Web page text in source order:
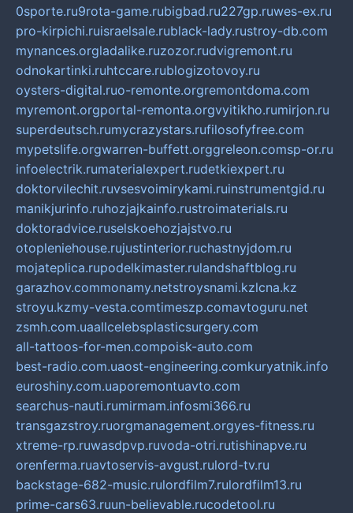
0sporte.ru9rota-game.rubigbad.ru227gp.ruwes-ex.ru
pro-kirpichi.ruisraelsale.rublack-lady.rustroy-db.com
mynances.orgladalike.ruzozor.rudvigremont.ru
odnokartinki.ruhtccare.rublogizotovoy.ru
oysters-digital.ruo-remonte.orgremontdoma.com
myremont.orgportal-remonta.orgvyitikho.rumirjon.ru
superdeutsch.rumycrazystars.rufilosofyfree.com
mypetslife.orgwarren-buffett.orggreleon.comsp-or.ru
infoelectrik.rumaterialexpert.rudetkiexpert.ru
doktorvilechit.ruvsesvoimirykami.ruinstrumentgid.ru
manikjurinfo.ruhozjajkainfo.rustroimaterials.ru
doktoradvice.ruselskoehozjajstvo.ru
otopleniehouse.rujustinterior.ruchastnyjdom.ru
mojateplica.rupodelkimaster.rulandshaftblog.ru
garazhov.commonamy.netstroysnami.kzlcna.kz
stroyu.kzmy-vesta.comtimeszp.comavtoguru.net
zsmh.com.uaallcelebsplasticsurgery.com
all-tattoos-for-men.compoisk-auto.com
best-radio.com.uaost-engineering.comkuryatnik.info
euroshiny.com.uaporemontuavto.com
searchus-nauti.rumirmam.infosmi366.ru
transgazstroy.ruorgmanagement.orgyes-fitness.ru
xtreme-rp.ruwasdpvp.ruvoda-otri.rutishinapve.ru
orenferma.ruavtoservis-avgust.rulord-tv.ru
backstage-682-music.rulordfilm7.rulordfilm13.ru
prime-cars63.ruun-believable.rucodetool.ru